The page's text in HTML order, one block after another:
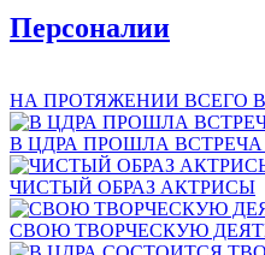
Персоналии
НА ПРОТЯЖЕНИИ ВСЕГО
В ЦДРА ПРОШЛА
ЧИСТЫЙ ОБРАЗ АКТРИСЫ
СВОЮ ТВОРЧЕСКУЮ